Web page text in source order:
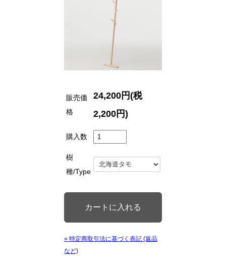
販売価
格
24,200円(税
2,200円)
購入数
樹
種/Type
» 特定商取引法に基づく表記 (返品
など)